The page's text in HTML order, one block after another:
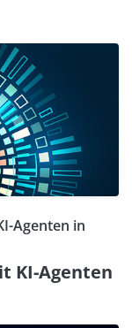
Agenten in
KI-Agenten